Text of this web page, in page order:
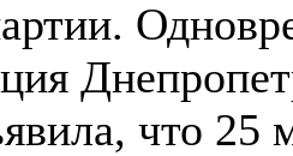
что 25